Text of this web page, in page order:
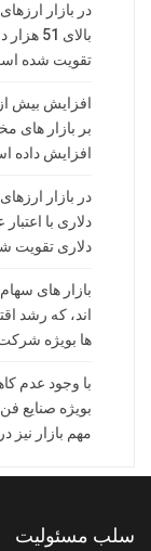
در بازار
بالای
تقویت شده
افزایش بیش
بر بازار های
افزایش داده
دلاری تقویت
بازار های
اند، که رشد
ها بویژه
با وجود عدم
بویژه صنایع
مهم بازار
سلب مسئولیت